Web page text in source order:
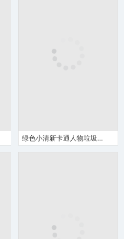
绿色小清新卡通人物垃圾分类环境保护主题PPT模板